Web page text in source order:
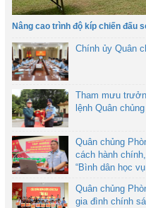
Nâng cao trình độ kíp chiến đấu
Chính ủy Quân
Tham mưu
lệnh Quân
Quân chủng
cách hành
“Bình dân học vụ
Quân chủng
gia đình chính